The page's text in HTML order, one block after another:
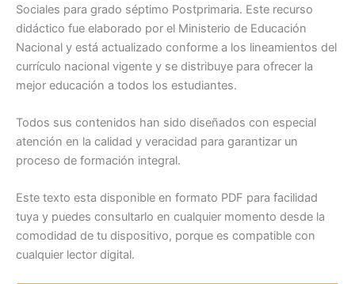
Sociales para grado séptimo Postprimaria. Este recurso
didáctico fue elaborado por el Ministerio de Educación
Nacional y está actualizado conforme a los lineamientos del
currículo nacional vigente y se distribuye para ofrecer la
mejor educación a todos los estudiantes.
Todos sus contenidos han sido diseñados con especial
atención en la calidad y veracidad para garantizar un
proceso de formación integral.
Este texto esta disponible en formato PDF para facilidad
tuya y puedes consultarlo en cualquier momento desde la
comodidad de tu dispositivo, porque es compatible con
cualquier lector digital.